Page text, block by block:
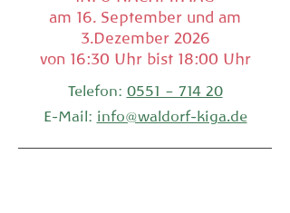
am 16. September und am
3.Dezember 2026
von 16:30 Uhr bist 18:00 Uhr
Telefon: 0551 – 714 20
E-Mail: info@waldorf-kiga.de